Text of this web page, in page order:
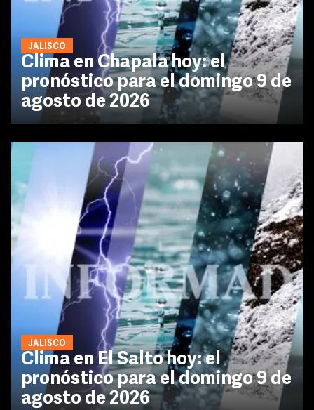
JALISCO
Clima en Chapala hoy: el
pronóstico para el domingo 9 de
agosto de 2026
JALISCO
Clima en El Salto hoy: el
pronóstico para el domingo 9 de
agosto de 2026